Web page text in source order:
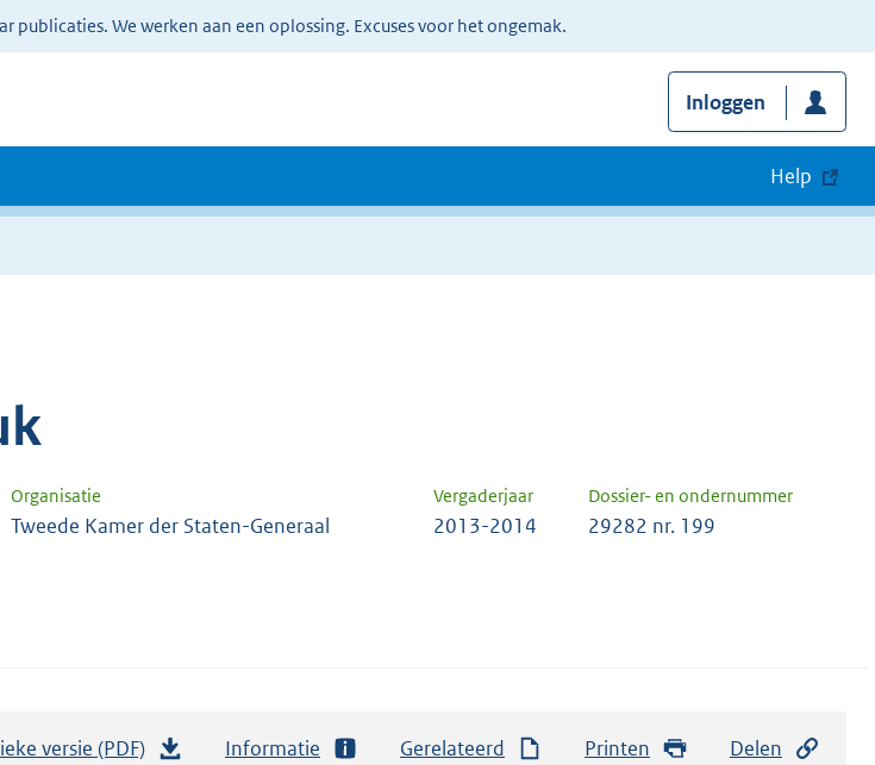
publicaties. We werken aan een oplossing. Excuses voor het ongemak.
Inloggen
Help
Organisatie Vergaderjaar Dossier- en ondernummer
Tweede Kamer der Staten-Generaal 2013-2014 29282 nr. 199
versie (PDF) Informatie Gerelateerd Printen Delen